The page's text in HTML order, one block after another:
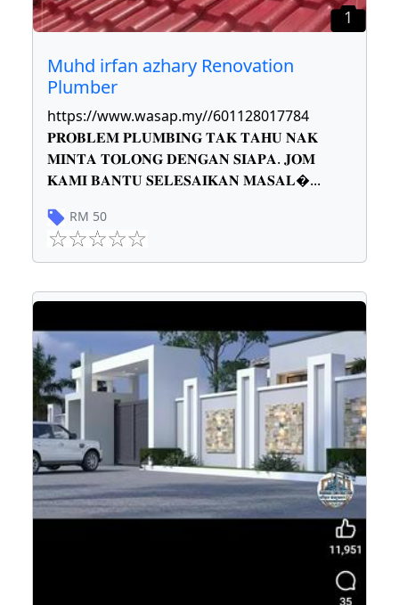
1
Muhd irfan azhary Renovation
Plumber
https://www.wasap.my//601128017784
𝐏𝐑𝐎𝐁𝐋𝐄𝐌 𝐏𝐋𝐔𝐌𝐁𝐈𝐍𝐆 𝐓𝐀𝐊 𝐓𝐀𝐇𝐔 𝐍𝐀𝐊
𝐌𝐈𝐍𝐓𝐀 𝐓𝐎𝐋𝐎𝐍𝐆 𝐃𝐄𝐍𝐆𝐀𝐍 𝐒𝐈𝐀𝐏𝐀. 𝐉𝐎𝐌
𝐊𝐀𝐌𝐈 𝐁𝐀𝐍𝐓𝐔 𝐒𝐄𝐋𝐄𝐒𝐀𝐈𝐊𝐀𝐍 𝐌𝐀𝐒𝐀𝐋...
RM 50